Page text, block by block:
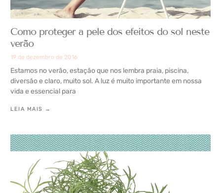
Como proteger a pele dos efeitos do sol neste
verão
19 de dezembro de 2016
Estamos no verão, estação que nos lembra praia, piscina,
diversão e claro, muito sol. A luz é muito importante em nossa
vida e essencial para
LEIA MAIS →